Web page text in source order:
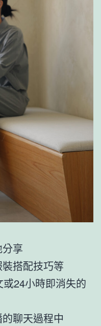
享
搭配技巧等
24小時即消失的
聊天過程中